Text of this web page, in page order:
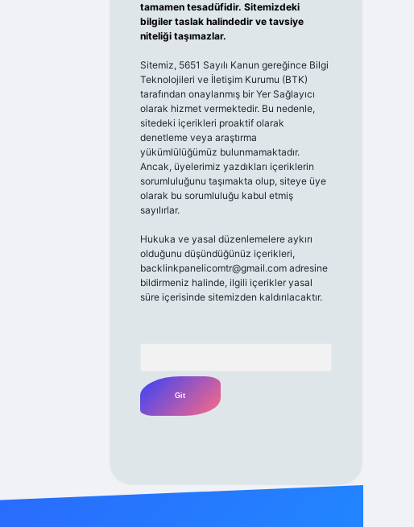
tamamen tesadüfidir. Sitemizdeki
bilgiler taslak halindedir ve tavsiye
niteliği taşımazlar.
Sitemiz, 5651 Sayılı Kanun gereğince Bilgi
Teknolojileri ve İletişim Kurumu (BTK)
tarafından onaylanmış bir Yer Sağlayıcı
olarak hizmet vermektedir. Bu nedenle,
sitedeki içerikleri proaktif olarak
denetleme veya araştırma
yükümlülüğümüz bulunmamaktadır.
Ancak, üyelerimiz yazdıkları içeriklerin
sorumluluğunu taşımakta olup, siteye üye
olarak bu sorumluluğu kabul etmiş
sayılırlar.
Hukuka ve yasal düzenlemelere aykırı
olduğunu düşündüğünüz içerikleri,
backlinkpanelicomtr@gmail.comadresine
bildirmeniz halinde, ilgili içerikler yasal
süre içerisinde sitemizden kaldırılacaktır.